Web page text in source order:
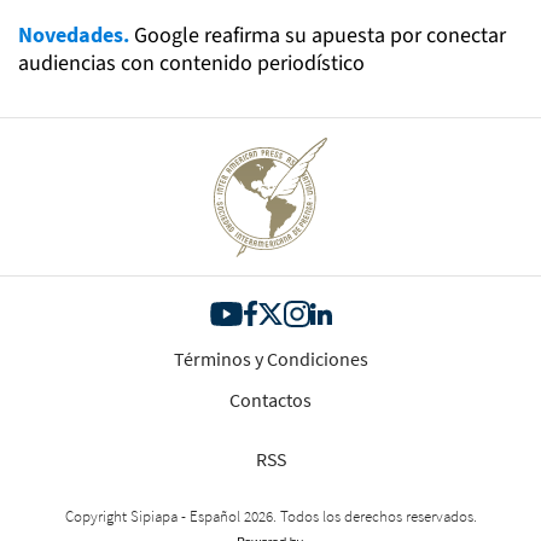
Novedades. Google reafirma su apuesta por conectar
audiencias con contenido periodístico
Términos y Condiciones
Contactos
RSS
Copyright Sipiapa - Español 2026. Todos los derechos reservados.